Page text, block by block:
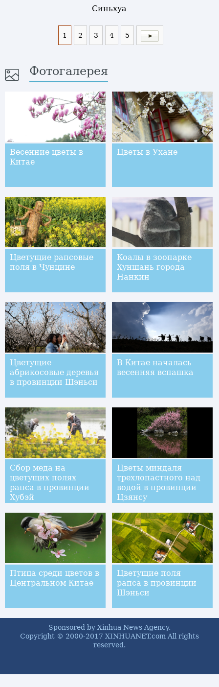
Синьхуа
1 2 3 4 5
Фотогалерея
Весенние цветы в
Китае
Цветы в Ухане
Цветущие рапсовые
поля в Чунцине
Коалы в зоопарке
Хуншань города
Нанкин
Цветущие
абрикосовые деревья
в провинции Шэньси
В Китае началась
весенняя вспашка
Сбор меда на
цветущих полях
рапса в провинции
Хубэй
Цветы миндаля
трехлопастного над
водой в провинции
Цзянсу
Птица среди цветов в
Центральном Китае
Цветущие поля
рапса в провинции
Шэньси
Sponsored by Xinhua News Agency.
Copyright © 2000-2017 XINHUANET.com All rights
reserved.